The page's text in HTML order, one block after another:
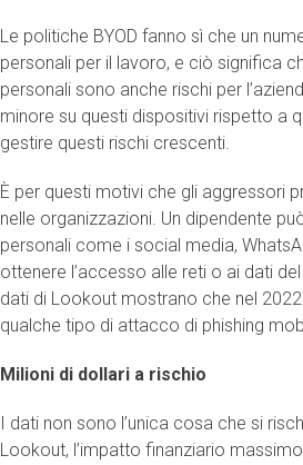
Le politiche BYOD fanno sì che un
personali per il lavoro, e ciò significa
personali sono anche rischi per
minore su questi dispositivi rispetto a
gestire questi rischi crescenti.
È per questi motivi che gli aggressori
nelle organizzazioni. Un dipendente
personali come i social media,
ottenere l’accesso alle reti o ai dati
dati di Lookout mostrano che nel
qualche tipo di attacco di phishing
Milioni di dollari a rischio
I dati non sono l’unica cosa che si
Lookout, l’impatto finanziario